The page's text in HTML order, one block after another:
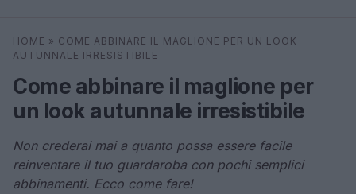
Cerca
HOME » COME ABBINARE IL MAGLIONE PER UN LOOK
AUTUNNALE IRRESISTIBILE
Come abbinare il maglione per
un look autunnale irresistibile
Non crederai mai a quanto possa essere facile
reinventare il tuo guardaroba con pochi semplici
abbinamenti. Ecco come fare!